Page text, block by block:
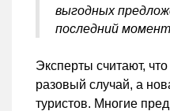
выгодных
последний
Эксперты считают,
разовый случай, а
туристов. Многие